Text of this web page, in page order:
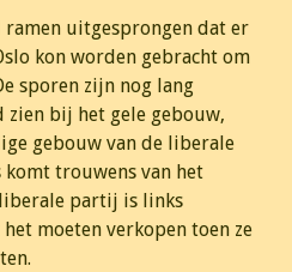
uitgesprongen dat er
kon worden gebracht om
sporen zijn nog lang
zien bij het gele gebouw,
gebouw van de liberale
trouwens van het
partij is links
moeten verkopen toen ze